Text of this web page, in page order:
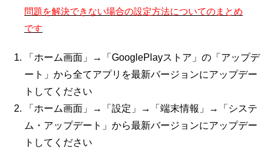
問題を解決できない場合の設定方法についてのまとめ
です
「ホーム画面」→「GooglePlayストア」の「アップデ
ート」から全てアプリを最新バージョンにアップデー
トしてください
「ホーム画面」→「設定」→「端末情報」→「システ
ム・アップデート」から最新バージョンにアップデー
トしてください